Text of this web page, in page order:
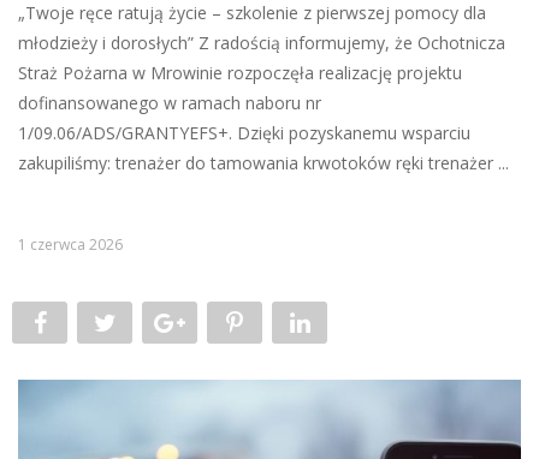
„Twoje ręce ratują życie – szkolenie z pierwszej pomocy dla
młodzieży i dorosłych” Z radością informujemy, że Ochotnicza
Straż Pożarna w Mrowinie rozpoczęła realizację projektu
dofinansowanego w ramach naboru nr
1/09.06/ADS/GRANTYEFS+. Dzięki pozyskanemu wsparciu
zakupiliśmy: trenażer do tamowania krwotoków ręki trenażer ...
1 czerwca 2026